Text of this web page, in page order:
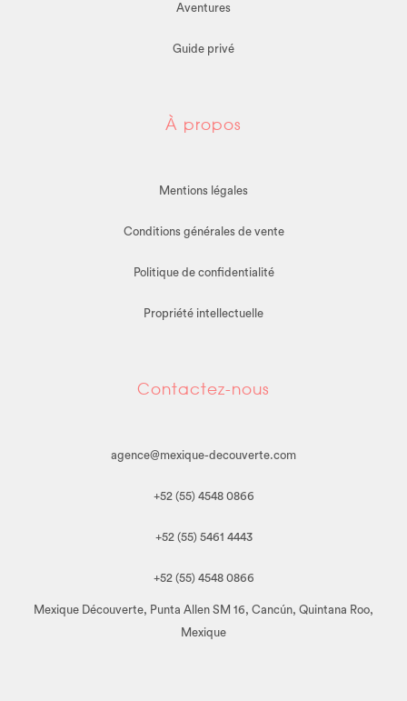
Aventures
Guide privé
À propos
Mentions légales
Conditions générales de vente
Politique de confidentialité
Propriété intellectuelle
Contactez-nous
agence@mexique-decouverte.com
+52 (55) 4548 0866
+52 (55) 5461 4443
+52 (55) 4548 0866
Mexique Découverte, Punta Allen SM 16, Cancún, Quintana Roo,
Mexique